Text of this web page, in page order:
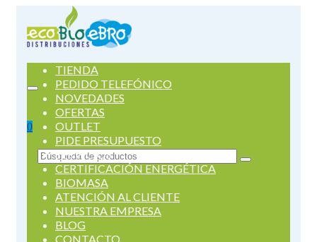
0
Buscar
por:
TIENDA
PEDIDO TELEFÓNICO
NOVEDADES
OFERTAS
OUTLET
PIDE PRESUPUESTO
SERVICIOS
CERTIFICACIÓN ENERGÉTICA
BIOMASA
ATENCIÓN AL CLIENTE
NUESTRA EMPRESA
BLOG
CONTACTO